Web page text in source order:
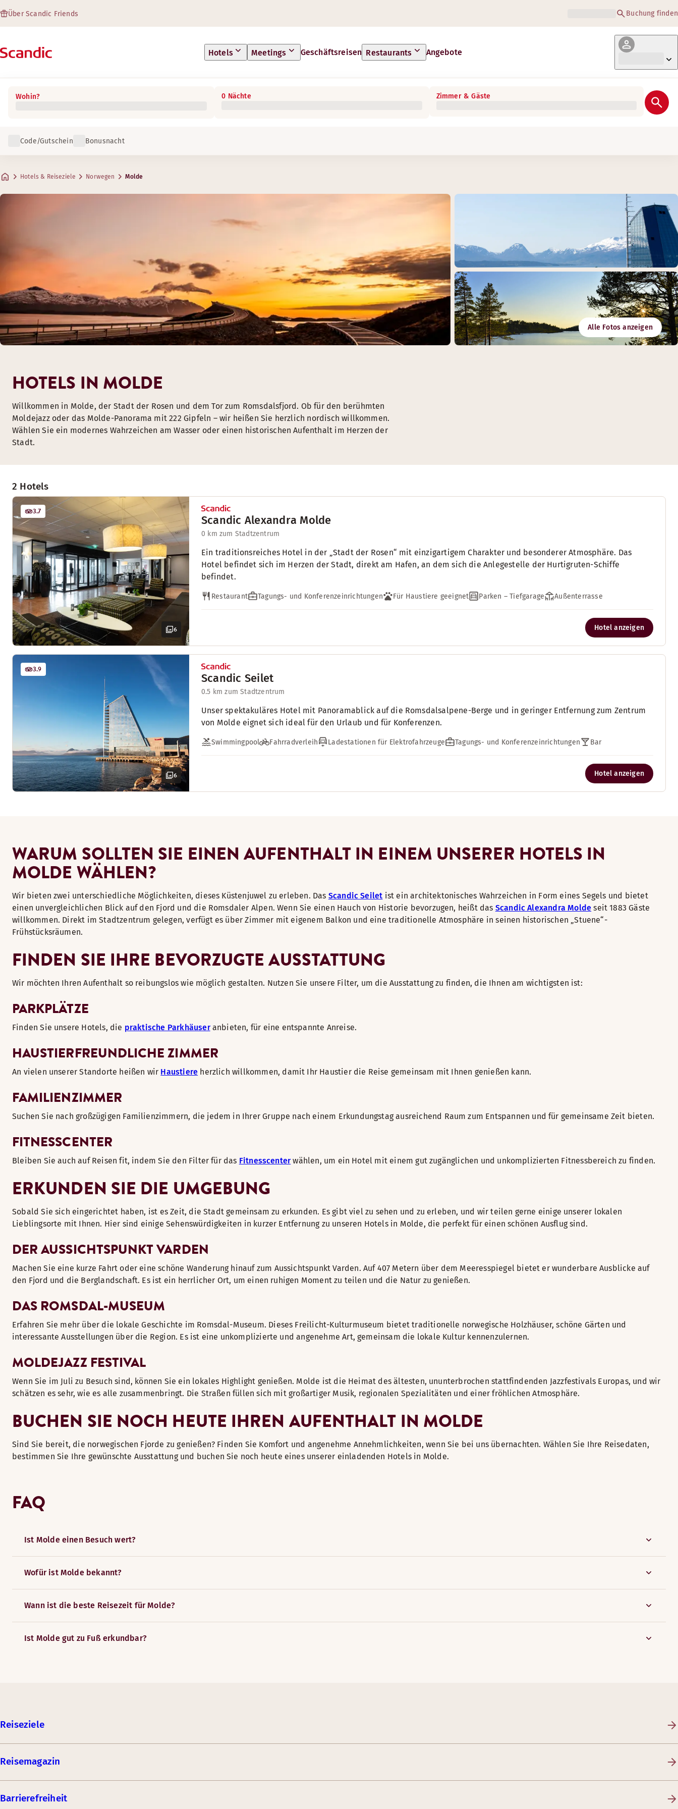
Über Scandic Friends Buchung finden
Hotels Meetings Geschäftsreisen Restaurants Angebote
Wohin? 0 Nächte Zimmer & Gäste
Code/Gutschein Bonusnacht
Hotels & Reiseziele Norwegen Molde
Alle Fotos anzeigen
2 Hotels
6
3.7
Scandic Alexandra Molde
0 km zum Stadtzentrum
Ein traditionsreiches Hotel in der „Stadt der Rosen“ mit einzigartigem Charakter und besonderer Atmosphäre. Das
Hotel befindet sich im Herzen der Stadt, direkt am Hafen, an dem sich die Anlegestelle der Hurtigruten-Schiffe
befindet.
Restaurant Tagungs- und Konferenzeinrichtungen Für Haustiere geeignet Parken – Tiefgarage Außenterrasse
Hotel anzeigen
6
3.9
Scandic Seilet
0.5 km zum Stadtzentrum
Unser spektakuläres Hotel mit Panoramablick auf die Romsdalsalpene-Berge und in geringer Entfernung zum Zentrum
von Molde eignet sich ideal für den Urlaub und für Konferenzen.
Swimmingpool Fahrradverleih Ladestationen für Elektrofahrzeuge Tagungs- und Konferenzeinrichtungen Bar
Hotel anzeigen
WARUM SOLLTEN SIE EINEN AUFENTHALT IN EINEM UNSERER HOTELS IN
MOLDE WÄHLEN?
Wir bieten zwei unterschiedliche Möglichkeiten, dieses Küstenjuwel zu erleben. Das Scandic Seilet ist ein architektonisches Wahrzeichen in Form eines Segels und bietet
einen unvergleichlichen Blick auf den Fjord und die Romsdaler Alpen. Wenn Sie einen Hauch von Historie bevorzugen, heißt das Scandic Alexandra Molde seit 1883 Gäste
willkommen. Direkt im Stadtzentrum gelegen, verfügt es über Zimmer mit eigenem Balkon und eine traditionelle Atmosphäre in seinen historischen „Stuene“-
Frühstücksräumen.
FINDEN SIE IHRE BEVORZUGTE AUSSTATTUNG
Wir möchten Ihren Aufenthalt so reibungslos wie möglich gestalten. Nutzen Sie unsere Filter, um die Ausstattung zu finden, die Ihnen am wichtigsten ist:
PARKPLÄTZE
Finden Sie unsere Hotels, die praktische Parkhäuseranbieten, für eine entspannte Anreise.
HAUSTIERFREUNDLICHE ZIMMER
An vielen unserer Standorte heißen wir Haustiere herzlich willkommen, damit Ihr Haustier die Reise gemeinsam mit Ihnen genießen kann.
FAMILIENZIMMER
Suchen Sie nach großzügigen Familienzimmern, die jedem in Ihrer Gruppe nach einem Erkundungstag ausreichend Raum zum Entspannen und für gemeinsame Zeit bieten.
FITNESSCENTER
Bleiben Sie auch auf Reisen fit, indem Sie den Filter für das Fitnesscenterwählen, um ein Hotel mit einem gut zugänglichen und unkomplizierten Fitnessbereich zu finden.
ERKUNDEN SIE DIE UMGEBUNG
Sobald Sie sich eingerichtet haben, ist es Zeit, die Stadt gemeinsam zu erkunden. Es gibt viel zu sehen und zu erleben, und wir teilen gerne einige unserer lokalen
Lieblingsorte mit Ihnen. Hier sind einige Sehenswürdigkeiten in kurzer Entfernung zu unseren Hotels in Molde, die perfekt für einen schönen Ausflug sind.
DER AUSSICHTSPUNKT VARDEN
Machen Sie eine kurze Fahrt oder eine schöne Wanderung hinauf zum Aussichtspunkt Varden. Auf 407 Metern über dem Meeresspiegel bietet er wunderbare Ausblicke auf
den Fjord und die Berglandschaft. Es ist ein herrlicher Ort, um einen ruhigen Moment zu teilen und die Natur zu genießen.
DAS ROMSDAL-MUSEUM
Erfahren Sie mehr über die lokale Geschichte im Romsdal-Museum. Dieses Freilicht-Kulturmuseum bietet traditionelle norwegische Holzhäuser, schöne Gärten und
interessante Ausstellungen über die Region. Es ist eine unkomplizierte und angenehme Art, gemeinsam die lokale Kultur kennenzulernen.
MOLDEJAZZ FESTIVAL
Wenn Sie im Juli zu Besuch sind, können Sie ein lokales Highlight genießen. Molde ist die Heimat des ältesten, ununterbrochen stattfindenden Jazzfestivals Europas, und wir
schätzen es sehr, wie es alle zusammenbringt. Die Straßen füllen sich mit großartiger Musik, regionalen Spezialitäten und einer fröhlichen Atmosphäre.
BUCHEN SIE NOCH HEUTE IHREN AUFENTHALT IN MOLDE
Sind Sie bereit, die norwegischen Fjorde zu genießen? Finden Sie Komfort und angenehme Annehmlichkeiten, wenn Sie bei uns übernachten. Wählen Sie Ihre Reisedaten,
bestimmen Sie Ihre gewünschte Ausstattung und buchen Sie noch heute eines unserer einladenden Hotels in Molde.
FAQ
Ist Molde einen Besuch wert?
Wofür ist Molde bekannt?
Wann ist die beste Reisezeit für Molde?
Ist Molde gut zu Fuß erkundbar?
HOTELS IN MOLDE
Willkommen in Molde, der Stadt der Rosen und dem Tor zum Romsdalsfjord. Ob für den berühmten
Moldejazz oder das Molde-Panorama mit 222 Gipfeln – wir heißen Sie herzlich nordisch willkommen.
Wählen Sie ein modernes Wahrzeichen am Wasser oder einen historischen Aufenthalt im Herzen der
Stadt.
Reiseziele
Reisemagazin
Barrierefreiheit